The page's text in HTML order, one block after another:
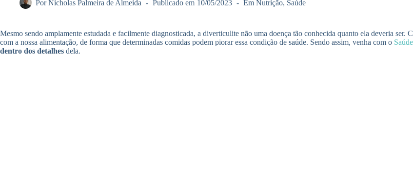
Por Nicholas Palmeira de Almeida Publicado em 10/05/2023 Em Nutrição, Saúde
Mesmo sendo amplamente estudada e facilmente diagnosticada, a diverticulite não uma doença tão conhecida quanto ela deveria ser.
com a nossa alimentação, de forma que determinadas comidas podem piorar essa condição de saúde. Sendo assim, venha com o
dentro dos detalhes dela.